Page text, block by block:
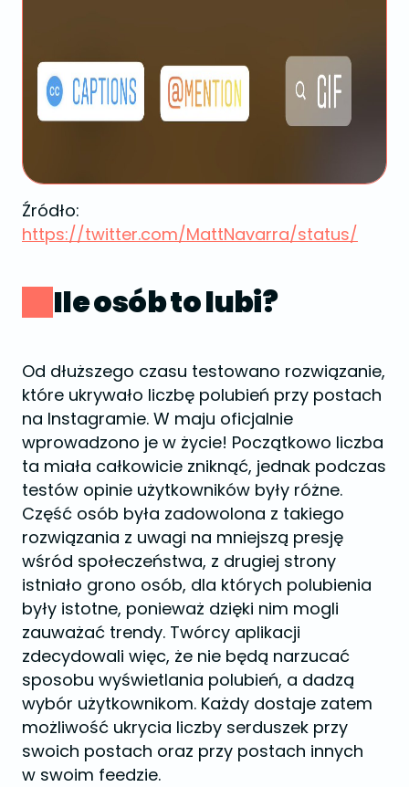
Źródło:
https://twitter.com/MattNavarra/status/
Ile osób to lubi?
Od dłuższego czasu testowano rozwiązanie,
które ukrywało liczbę polubień przy postach
na Instagramie. W maju oficjalnie
wprowadzono je w życie! Początkowo liczba
ta miała całkowicie zniknąć, jednak podczas
testów opinie użytkowników były różne.
Część osób była zadowolona z takiego
rozwiązania z uwagi na mniejszą presję
wśród społeczeństwa, z drugiej strony
istniało grono osób, dla których polubienia
były istotne, ponieważ dzięki nim mogli
zauważać trendy. Twórcy aplikacji
zdecydowali więc, że nie będą narzucać
sposobu wyświetlania polubień, a dadzą
wybór użytkownikom. Każdy dostaje zatem
możliwość ukrycia liczby serduszek przy
swoich postach oraz przy postach innych
w swoim feedzie.